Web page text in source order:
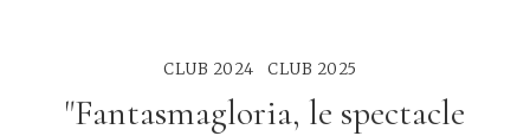
CLUB 2024 CLUB 2025
"Fantasmagloria, le spectacle